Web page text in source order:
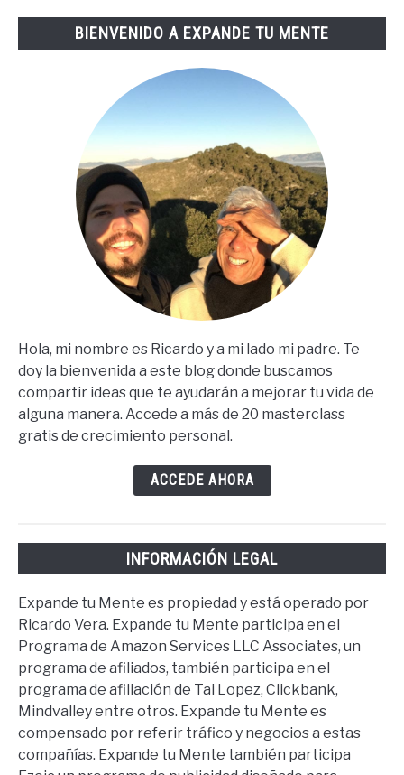
Steps
BIENVENIDO A EXPANDE TU MENTE
Hola, mi nombre es Ricardo y a mi lado mi padre. Te
doy la bienvenida a este blog donde buscamos
compartir ideas que te ayudarán a mejorar tu vida de
alguna manera. Accede a más de 20 masterclass
gratis de crecimiento personal.
ACCEDE AHORA
INFORMACIÓN LEGAL
Expande tu Mente es propiedad y está operado por
Ricardo Vera. Expande tu Mente participa en el
Programa de Amazon Services LLC Associates, un
programa de afiliados, también participa en el
programa de afiliación de Tai Lopez, Clickbank,
Mindvalley entre otros. Expande tu Mente es
compensado por referir tráfico y negocios a estas
compañías. Expande tu Mente también participa